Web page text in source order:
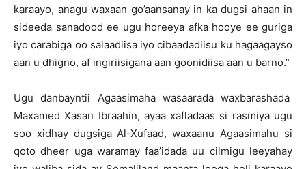
karaayo, anagu waxaan go’aansanay in ka dugsi ahaan in
sideeda sanadood ee ugu horeeya afka hooye ee guriga
iyo carabiga oo salaadiisa iyo cibaadadiisu ku hagaagayso
aan u dhigno, af ingiriisigana aan goonidiisa aan u barno.”
Ugu danbayntii Agaasimaha wasaarada waxbarashada
Maxamed Xasan Ibraahin, ayaa xafladaas si rasmiya ugu
soo xidhay dugsiga Al-Xufaad, waxaanu Agaasimahu si
qoto dheer uga waramay faa’idada uu cilmigu leeyahay